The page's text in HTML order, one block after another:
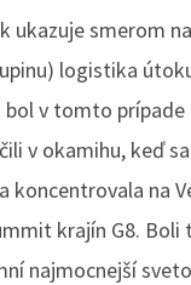
ukazuje smerom
logistika
bol v tomto
v okamihu, keď
koncentrovala na
krajín G8. Boli
najmocnejší